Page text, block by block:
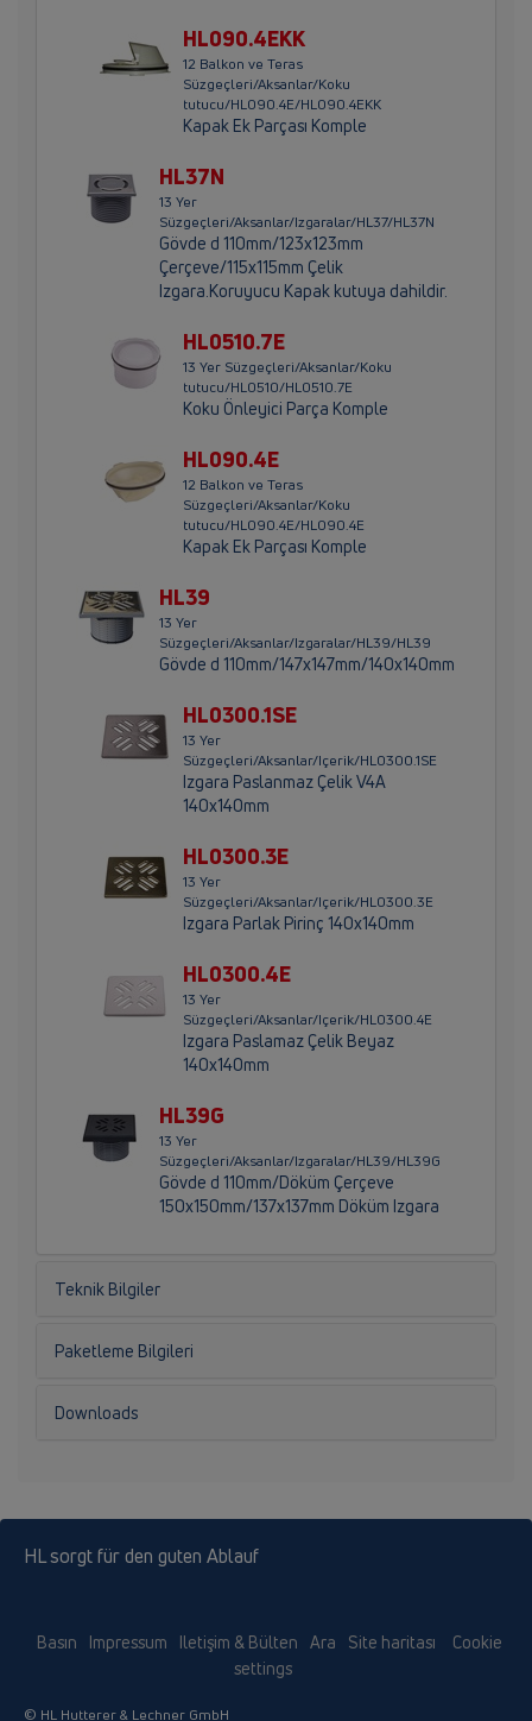
HL090.4EKK
12 Balkon ve Teras
Süzgeçleri/Aksanlar/Koku
tutucu/HL090.4E/HL090.4EKK
Kapak Ek Parçası Komple
HL37N
13 Yer
Süzgeçleri/Aksanlar/Izgaralar/HL37/HL37N
Gövde d 110mm/123x123mm
Çerçeve/115x115mm Çelik
Izgara.Koruyucu Kapak kutuya dahildir.
HL0510.7E
13 Yer Süzgeçleri/Aksanlar/Koku
tutucu/HL0510/HL0510.7E
Koku Önleyici Parça Komple
HL090.4E
12 Balkon ve Teras
Süzgeçleri/Aksanlar/Koku
tutucu/HL090.4E/HL090.4E
Kapak Ek Parçası Komple
HL39
13 Yer
Süzgeçleri/Aksanlar/Izgaralar/HL39/HL39
Gövde d 110mm/147x147mm/140x140mm
HL0300.1SE
13 Yer
Süzgeçleri/Aksanlar/Içerik/HL0300.1SE
Izgara Paslanmaz Çelik V4A
140x140mm
HL0300.3E
13 Yer
Süzgeçleri/Aksanlar/Içerik/HL0300.3E
Izgara Parlak Pirinç 140x140mm
HL0300.4E
13 Yer
Süzgeçleri/Aksanlar/Içerik/HL0300.4E
Izgara Paslamaz Çelik Beyaz
140x140mm
HL39G
13 Yer
Süzgeçleri/Aksanlar/Izgaralar/HL39/HL39G
Gövde d 110mm/Döküm Çerçeve
150x150mm/137x137mm Döküm Izgara
Teknik Bilgiler
Paketleme Bilgileri
Downloads
HL sorgt für den guten Ablauf
Basın Impressum Iletişim & Bülten Ara Site haritası
Cookie
settings
© HL Hutterer & Lechner GmbH